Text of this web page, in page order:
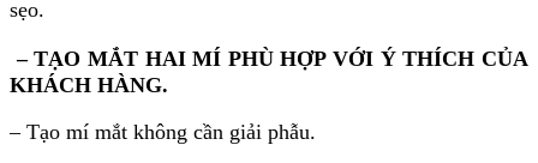
sẹo.
– TẠO MẮT HAI MÍ PHÙ HỢP VỚI Ý THÍCH CỦA
KHÁCH HÀNG.
– Tạo mí mắt không cần giải phẫu.